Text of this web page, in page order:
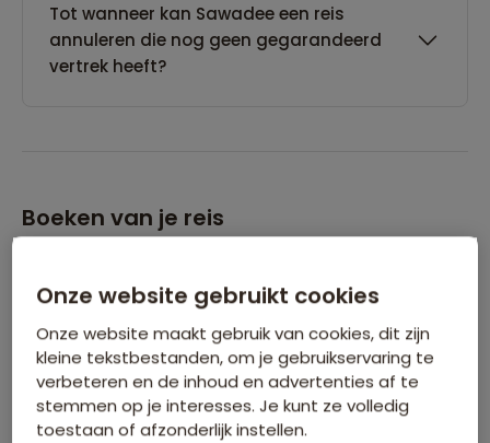
Tot wanneer kan Sawadee een reis
annuleren die nog geen gegarandeerd
vertrek heeft?
Boeken van je reis
Wanneer kan ik het beste een reis
boeken?
Kan ik ook eerst een optie nemen op een
reis?
Onze website gebruikt cookies
Onze website maakt gebruik van cookies, dit zijn
kleine tekstbestanden, om je gebruikservaring te
verbeteren en de inhoud en advertenties af te
stemmen op je interesses. Je kunt ze volledig
toestaan of afzonderlijk instellen.